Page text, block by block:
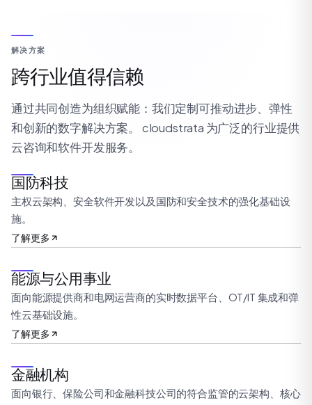
解决方案
跨行业值得信赖
通过共同创造为组织赋能：我们定制可推动进步、弹性
和创新的数字解决方案。 cloudstrata 为广泛的行业提供
云咨询和软件开发服务。
国防科技
主权云架构、安全软件开发以及国防和安全技术的强化基础设
施。
了解更多
能源与公用事业
面向能源提供商和电网运营商的实时数据平台、OT/IT 集成和弹
性云基础设施。
了解更多
金融机构
面向银行、保险公司和金融科技公司的符合监管的云架构、核心